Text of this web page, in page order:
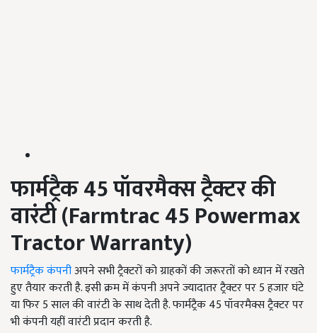
फार्मट्रैक45पॉवरमैक्स ट्रैक्टर की
वारंटी(Farmtrac 45 Powermax
Tractor Warranty)
फार्मट्रैक कंपनीअपने सभी ट्रैक्टरों को ग्राहकों की जरूरतों को ध्यान में रखते
हुए तैयार करती है. इसी क्रम में कंपनी अपने ज्यादातर ट्रैक्टर पर 5हजार घंटे
या फिर5साल की वारंटी के साथ देती है. फार्मट्रैक45पॉवरमैक्स ट्रैक्टर पर
भी कंपनी यहीं वारंटी प्रदान करती है.